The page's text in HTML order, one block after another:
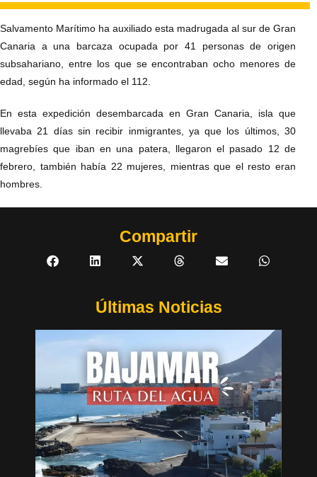
Salvamento Marítimo ha auxiliado esta madrugada al sur de Gran
Canaria a una barcaza ocupada por 41 personas de origen
subsahariano, entre los que se encontraban ocho menores de
edad, según ha informado el 112.
En esta expedición desembarcada en Gran Canaria, isla que
llevaba 21 días sin recibir inmigrantes, ya que los últimos, 30
magrebíes que iban en una patera, llegaron el pasado 12 de
febrero, también había 22 mujeres, mientras que el resto eran
hombres.
Compartir
Últimas Noticias